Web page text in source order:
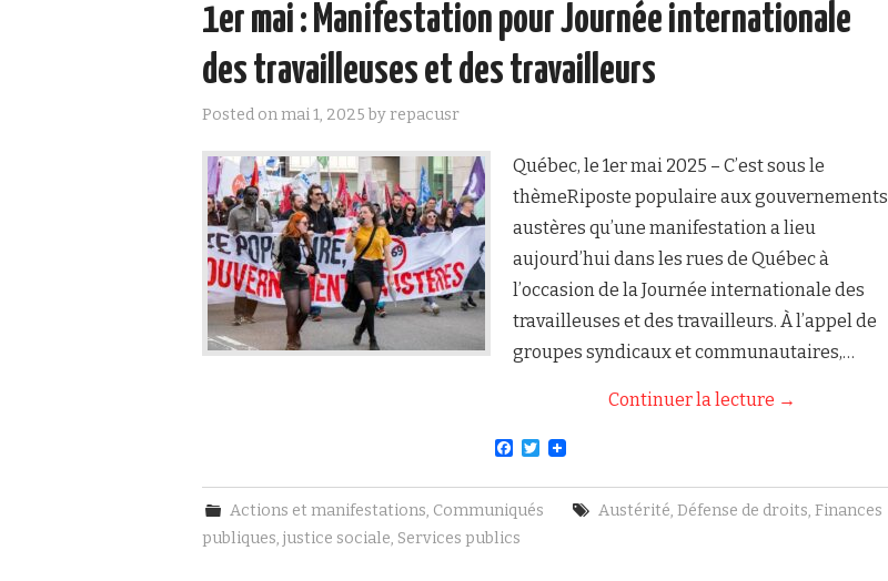
1er mai : Manifestation pour Journée internationale
des travailleuses et des travailleurs
Posted onmai 1, 2025 byrepacusr
Québec, le 1er mai 2025 – C’est sous le
thèmeRiposte populaire aux gouvernements
austères qu’une manifestation a lieu
aujourd’hui dans les rues de Québec à
l’occasion de la Journée internationale des
travailleuses et des travailleurs. À l’appel de
groupes syndicaux et communautaires,…
Continuer la lecture →
F
c
b
o
T
i
t
Actions et manifestations, Communiqués Austérité, Défense de droits, Finances
publiques, justice sociale, Services publics